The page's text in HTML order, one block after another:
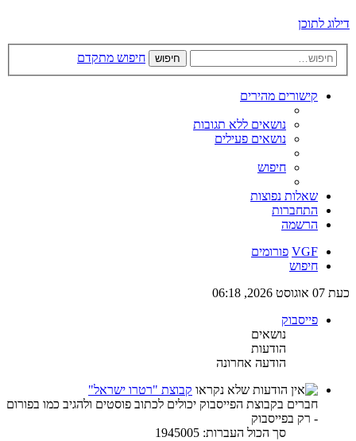
דילוג לתוכן
חיפוש חיפוש מתקדם
קישורים מהירים
נושאים ללא תגובות
נושאים פעילים
חיפוש
שאלות נפוצות
התחברות
הרשמה
VGF פורומים
חיפוש
כעת 07 אוגוסט 2026, 06:18
פייסבוק
נושאים
הודעות
הודעה אחרונה
קבוצת "רטרו ישראל"
חברים בקבוצת הפייסבוק יכולים לכתוב פוסטים ולהגיב כמו בפורום
- רק בפייסבוק
סך הכול העברות: 1945005